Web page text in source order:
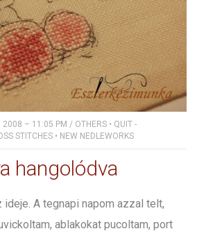
2008 – 11:05 PM / OTHERS • QUIT -
STITCHES • NEW NEDLEWORKS
hangolódva
A tegnapi napom azzal telt,
ablakokat pucoltam, port